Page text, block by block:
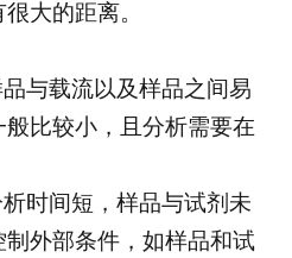
大的距离。
品与载流以及样品之间易
比较小，且分析需要在
析时间短，样品与试剂未
外部条件，如样品和试